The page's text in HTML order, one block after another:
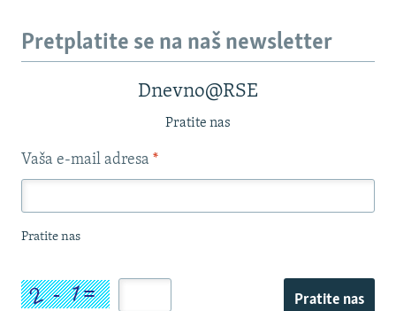
Pretplatite se na naš newsletter
Dnevno@RSE
Pratite nas
Vaša e-mail adresa *
Pratite nas
Pratite nas